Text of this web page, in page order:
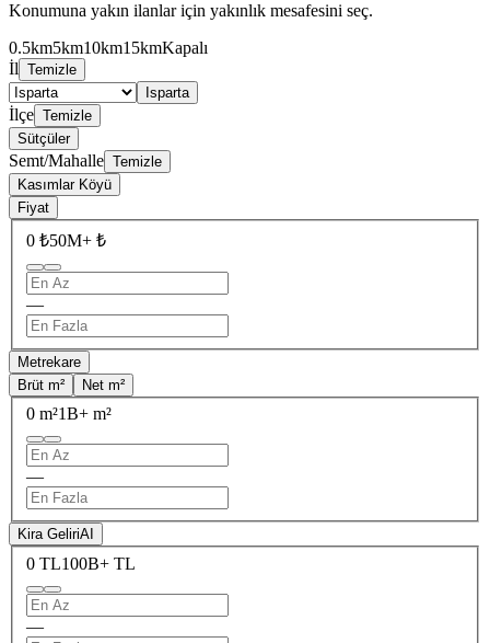
Konumuna yakın ilanlar için yakınlık mesafesini seç.
0.5km5km10km15kmKapalı
İl Temizle
Isparta
İlçe Temizle
Sütçüler
Semt/Mahalle Temizle
Kasımlar Köyü
Fiyat
0 ₺50M+ ₺
—
Metrekare
Brüt m²
Net m²
0 m²1B+ m²
—
Kira GeliriAI
0 TL100B+ TL
—